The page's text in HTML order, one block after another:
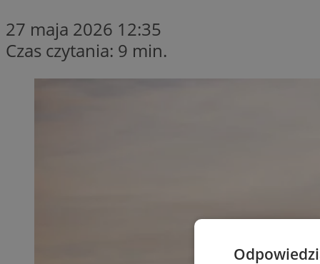
27 maja 2026 12:35
Czas czytania: 9 min.